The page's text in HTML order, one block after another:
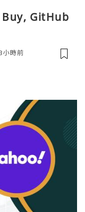
GitHub
小時前